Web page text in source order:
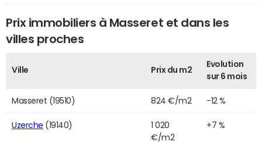
Prix immobiliers à Masseret et dans les
villes proches
Ville Prix du m2
Evolution
sur 6 mois
Masseret (19510) 824 €/m2 -12 %
Uzerche (19140)
1 020
€/m2
+7 %